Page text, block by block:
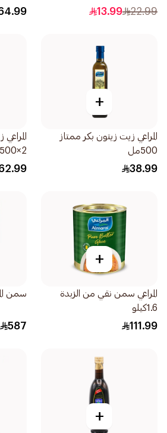
22.99
13.99
+
المراعي زيت زيتون بكر ممتاز
500مل
38.99
2×500مل
+
المراعي سمن نقي من الزبدة
1.6كيلو
111.99
سمن
587
+